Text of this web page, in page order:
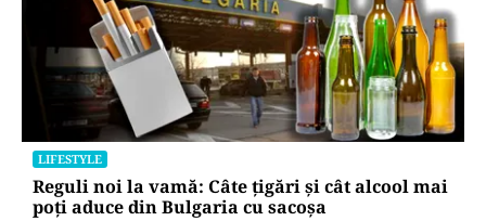
LIFESTYLE
Reguli noi la vamă: Câte țigări și cât alcool mai
poți aduce din Bulgaria cu sacoșa